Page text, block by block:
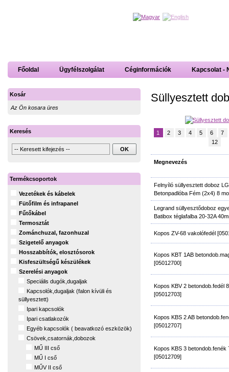
Főoldal Ügyfélszolgálat Céginformációk Kapcsolat -
Süllyesztett
1 2 3 4 5 6
7
12
Megnevezés
Felnyíló süllyesztett doboz
Betonpadlóba Fém (2x4) 8
Legrand süllyesztődoboz
Batibox téglafalba 20-32A
Kopos ZV-68 vakolófedél
Kopos KBT 1AB
[05012700]
Kopos KBV 2 betondob.fedél
[05012703]
Kopos KBS 2 AB
[05012707]
Kopos KBS 3 betondob.fenék
[05012709]
Kosár
Az Ön kosara üres
Keresés
Termékcsoportok
Vezetékek és kábelek
Fütőfilm és infrapanel
Fűtőkábel
Termosztát
Zománchuzal, fazonhuzal
Szigetelő anyagok
Hosszabbítók, elosztósorok
Kisfeszültségű készülékek
Szerelési anyagok
Speciális dugók,dugaljak
Kapcsolók,dugaljak (falon kívüli és
süllyesztett)
Ipari kapcsolók
Ipari csatlakozók
Egyéb kapcsolók ( beavatkozó eszközök)
Csövek,csatornák,dobozok
MŰ III cső
MŰ I cső
MŰV II cső